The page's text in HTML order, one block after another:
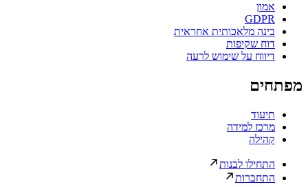
אמון
GDPR
בינה מלאכותית אחראית
דוח שקיפות
דיווח על שימוש לרעה
מפתחים
תיעוד
מרכז למידה
קהילה
התחילו לבנות
התחברות